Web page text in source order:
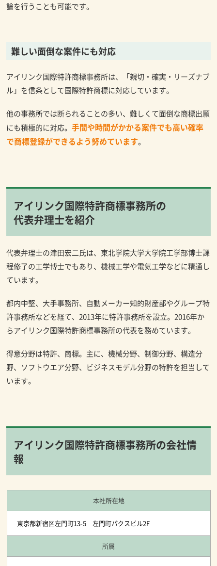
論を行うことも可能です。
難しい面倒な案件にも対応
アイリンク国際特許商標事務所は、「親切・確実・リーズナブ
ル」を信条として国際特許商標に対応しています。
他の事務所では断られることの多い、難しくて面倒な商標出願
にも積極的に対応。手間や時間がかかる案件でも高い確率
で商標登録ができるよう努めています。
アイリンク国際特許商標事務所の
代表弁理士を紹介
代表弁理士の津田宏二氏は、東北学院大学大学院工学部博士課
程修了の工学博士でもあり、機械工学や電気工学などに精通し
ています。
都内中堅、大手事務所、自動メーカー知的財産部やグループ特
許事務所などを経て、2013年に特許事務所を設立。2016年か
らアイリンク国際特許商標事務所の代表を務めています。
得意分野は特許、商標。主に、機械分野、制御分野、構造分
野、ソフトウエア分野、ビジネスモデル分野の特許を担当して
います。
アイリンク国際特許商標事務所の会社情
報
本社所在地
東京都新宿区左門町13-5 左門町パクスビル2F
所属